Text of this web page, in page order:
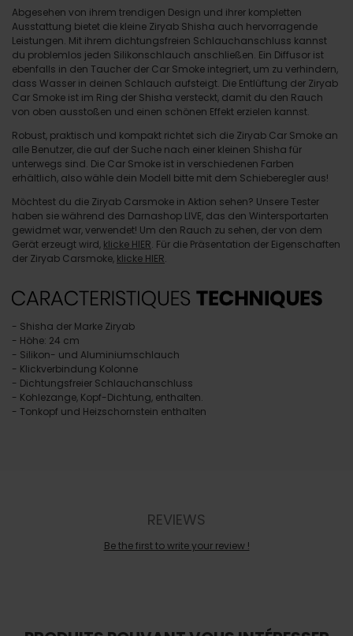
Abgesehen von ihrem trendigen Design und ihrer kompletten
Ausstattung bietet die kleine Ziryab Shisha auch hervorragende
Leistungen. Mit ihrem dichtungsfreien Schlauchanschluss kannst
du problemlos jeden Silikonschlauch anschließen. Ein Diffusor ist
ebenfalls in den Taucher der Car Smoke integriert, um zu verhindern,
dass Wasser in deinen Schlauch aufsteigt. Die Entlüftung der Ziryab
Car Smoke ist im Ring der Shisha versteckt, damit du den Rauch
von oben ausstoßen und einen schönen Effekt erzielen kannst.
Robust, praktisch und kompakt richtet sich die Ziryab Car Smoke an
alle Benutzer, die auf der Suche nach einer kleinen Shisha für
unterwegs sind. Die Car Smoke ist in verschiedenen Farben
erhältlich, also wähle dein Modell bitte mit dem Schieberegler aus!
Möchtest du die Ziryab Carsmoke in Aktion sehen? Unsere Tester
haben sie während des Darnashop LIVE, das den Wintersportarten
gewidmet war, verwendet! Um den Rauch zu sehen, der von dem
Gerät erzeugt wird, klicke HIER. Für die Präsentation der Eigenschaften
der Ziryab Carsmoke, klicke HIER.
- Shisha der Marke Ziryab
- Höhe: 24 cm
- Silikon- und Aluminiumschlauch
- Klickverbindung Kolonne
- Dichtungsfreier Schlauchanschluss
- Kohlezange, Kopf-Dichtung, enthalten.
- Tonkopf und Heizschornstein enthalten
REVIEWS
Be the first to write your review !